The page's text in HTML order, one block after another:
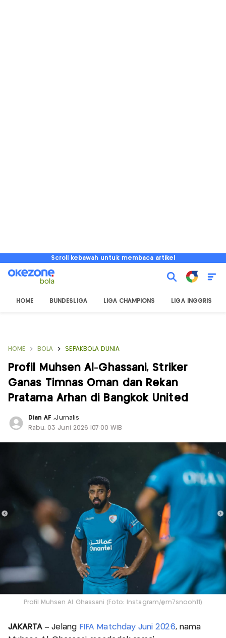
Scroll kebawah untuk membaca artikel
HOME BUNDESLIGA LIGA CHAMPIONS LIGA INGGRIS
HOME BOLA SEPAKBOLA DUNIA
Profil Muhsen Al-Ghassani, Striker
Ganas Timnas Oman dan Rekan
Pratama Arhan di Bangkok United
Dian AF,Jurnalis
Rabu, 03 Juni 2026 |07:00 WIB
Profil Muhsen Al Ghassani (Foto: Instagram/@m7snooh11)
JAKARTA– Jelang FIFA Matchday Juni 2026, nama